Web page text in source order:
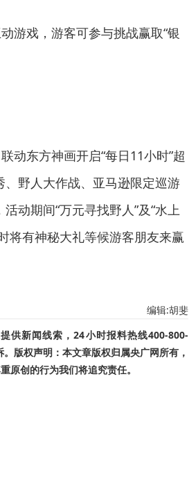
游戏，游客可参与挑战赢取“银
动东方神画开启“每日11小时”超
野人大作战、亚马逊限定巡游
动期间“万元寻找野人”及“水上
将有神秘大礼等候游客朋友来赢
编辑:胡斐
供新闻线索，24小时报料热线400-800-
版权声明：本文章版权归属央广网所有，
创的行为我们将追究责任。